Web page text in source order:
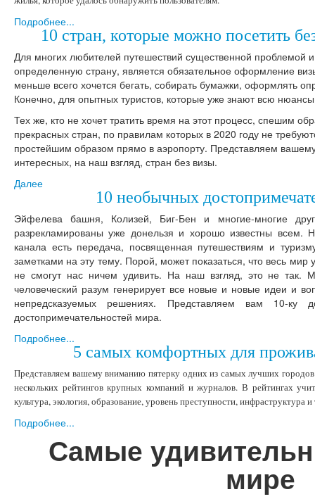
Подробнее...
10 стран, которые можно посетить
Для многих любителей путешествий существенной проблемой
определенную страну, является обязательное оформление
меньше всего хочется бегать, собирать бумажки, оформлять
Конечно, для опытных туристов, которые уже знают всю
Тех же, кто не хочет тратить время на этот процесс, спешим
прекрасных стран, по правилам которых в 2020 году не
простейшим образом прямо в аэропорту. Представляем
интересных, на наш взгляд, стран без визы.
Далее
10 необычных
Эйфелева башня, Колизей, Биг-Бен и многие-многие
разрекламированы уже донельзя и хорошо известны всем.
канала есть передача, посвященная путешествиям и
заметками на эту тему. Порой, может показаться, что весь
не смогут нас ничем удивить. На наш взгляд, это не так.
человеческий разум генерирует все новые и новые идеи и
непредсказуемых решениях. Представляем вам 10-ку
достопримечательностей мира.
Подробнее...
5 самых комфортных для
Представляем вашему вниманию пятерку одних из самых лучших
нескольких рейтингов крупных компаний и журналов. В рейтингах
культура, экология, образование, уровень преступности, инфраструктура и
Подробнее...
Самые
мире